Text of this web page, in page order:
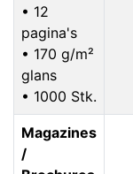
• 12
pagina's
• 170 g/m²
glans
• 1000 Stk.
Magazines
/